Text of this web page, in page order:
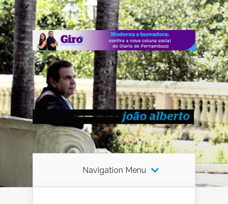
Navigation Menu